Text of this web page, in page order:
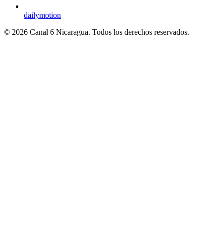
dailymotion
© 2026 Canal 6 Nicaragua. Todos los derechos reservados.